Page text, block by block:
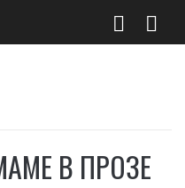
В ПРОЗЕ